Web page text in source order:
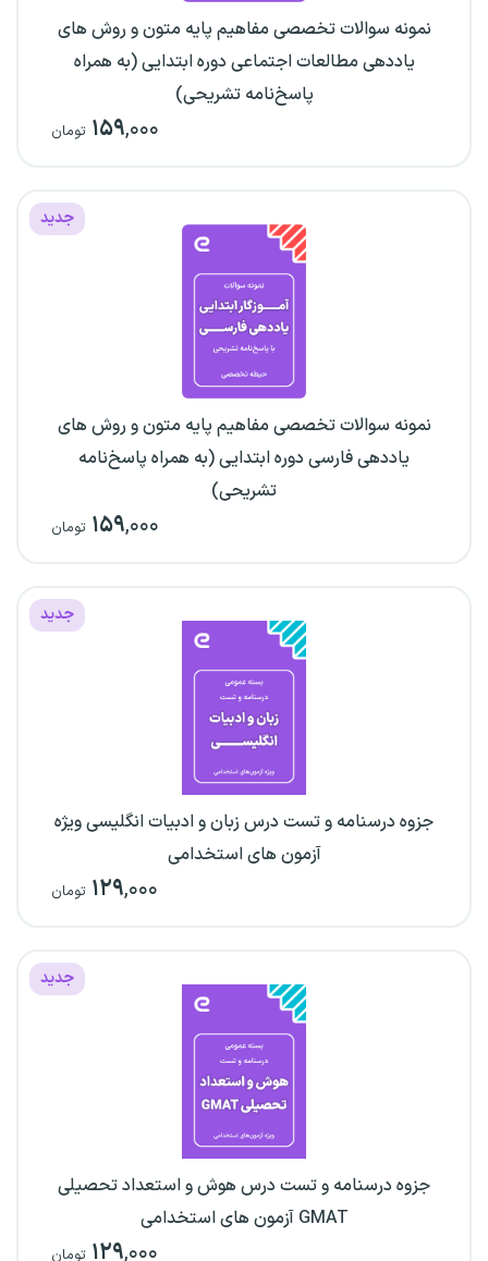
نمونه سوالات تخصصی مفاهیم پایه متون و روش های
یاددهی مطالعات اجتماعی دوره ابتدایی (به همراه
پاسخ‌نامه تشریحی)
۱۵۹,۰۰۰ تومان
جدید
نمونه سوالات تخصصی مفاهیم پایه متون و روش های
یاددهی فارسی دوره ابتدایی (به همراه پاسخ‌نامه
تشریحی)
۱۵۹,۰۰۰ تومان
جدید
جزوه درسنامه و تست درس زبان و ادبیات انگلیسی ویژه
آزمون های استخدامی
۱۲۹,۰۰۰ تومان
جدید
جزوه درسنامه و تست درس هوش و استعداد تحصیلی
GMAT آزمون های استخدامی
۱۲۹,۰۰۰ تومان